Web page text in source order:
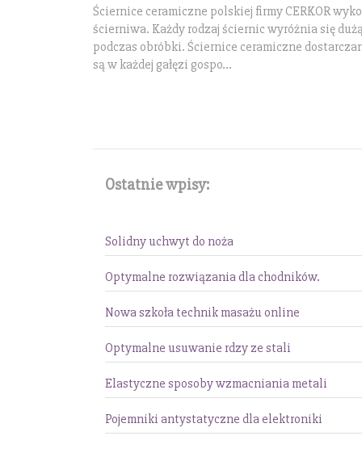
Ściernice ceramiczne polskiej firmy CERKOR
ścierniwa. Każdy rodzaj ściernic wyróżnia się
podczas obróbki. Ściernice ceramiczne
są w każdej gałęzi gospo...
Ostatnie wpisy:
Solidny uchwyt do noża
Optymalne rozwiązania dla chodników.
Nowa szkoła technik masażu online
Optymalne usuwanie rdzy ze stali
Elastyczne sposoby wzmacniania metali
Pojemniki antystatyczne dla elektroniki